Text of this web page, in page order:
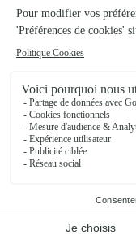
Belaflora
Gonfreville L'orcher
★★★★★4.2 (78)
C.Cial Océane Parc de